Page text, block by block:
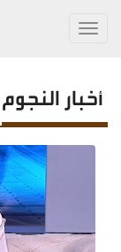
أخبار النجوم